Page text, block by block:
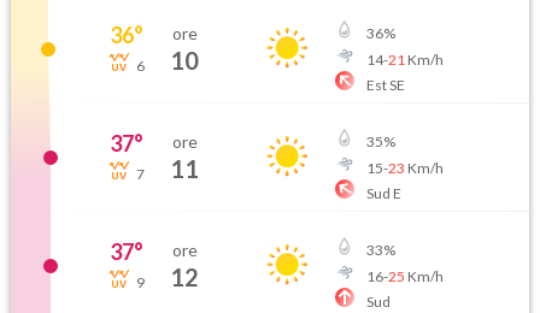
36°
6
ore
10
36%
14-21 Km/h
Est SE
37°
7
ore
11
35%
15-23 Km/h
Sud E
37°
9
ore
12
33%
16-25 Km/h
Sud